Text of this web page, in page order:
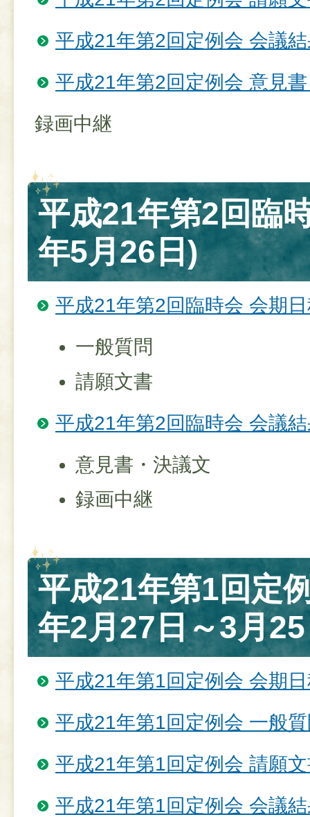
平成21年第2回定例会 会議
平成21年第2回定例会 意見
録画中継
平成21年第2回臨
年5月26日)
平成21年第2回臨時会 会期
一般質問
請願文書
平成21年第2回臨時会 会議
意見書・決議文
録画中継
平成21年第1回定
年2月27日～3月
平成21年第1回定例会 会期
平成21年第1回定例会 一般
平成21年第1回定例会 請願
平成21年第1回定例会 会議